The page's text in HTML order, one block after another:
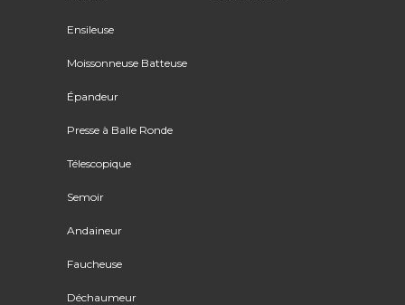
Ensileuse
Moissonneuse Batteuse
Épandeur
Presse à Balle Ronde
Télescopique
Semoir
Andaineur
Faucheuse
Déchaumeur